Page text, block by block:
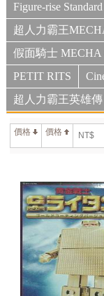
Figure-rise
超人力霸王
假面騎士 MECHA
PETIT RITS
超人力霸王英雄傳
價格 價格